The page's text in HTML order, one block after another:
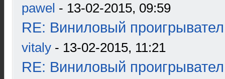
pawel - 13-02-2015, 09:59
RE: Виниловый
vitaly - 13-02-2015, 11:21
RE: Виниловый